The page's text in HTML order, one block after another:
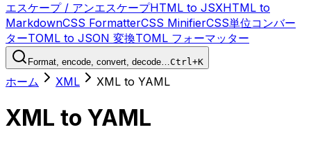
エスケープ / アンエスケープHTML to JSXHTML to
MarkdownCSS FormatterCSS MinifierCSS単位コンバー
ターTOML to JSON 変換TOML フォーマッター
Format, encode, convert, decode…Ctrl+K
ホーム XML XML to YAML
XML to YAML